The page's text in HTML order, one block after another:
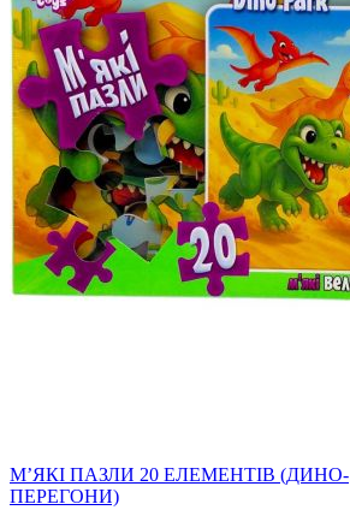
МʼЯКІ ПАЗЛИ 20 ЕЛЕМЕНТІВ (ДИНО-
ПЕРЕГОНИ)